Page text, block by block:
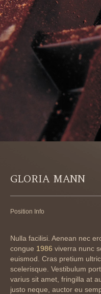
GLORIA MANN
Position Info
Nulla facilisi. Aenean nec
congue 1986 viverra nunc
euismod. Cras pretium
scelerisque. Vestibulum
varius sit amet, fringilla at
justo neque, auctor eu